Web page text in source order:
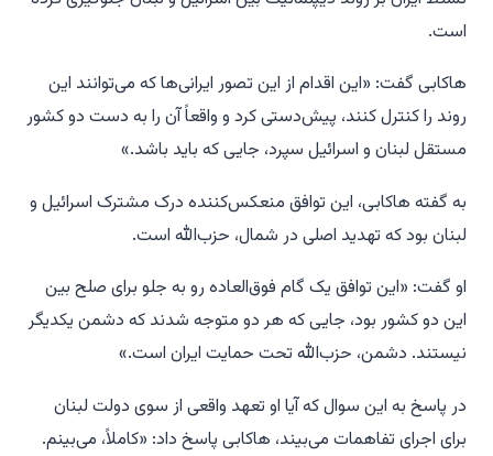
است.
هاکابی گفت: «این اقدام از این تصور ایرانی‌ها که می‌توانند این
روند را کنترل کنند، پیش‌دستی کرد و واقعاً آن را به دست دو کشور
مستقل لبنان و اسرائیل سپرد، جایی که باید باشد.»
به گفته هاکابی، این توافق منعکس‌کننده درک مشترک اسرائیل و
لبنان بود که تهدید اصلی در شمال، حزب‌الله است.
او گفت: «این توافق یک گام فوق‌العاده رو به جلو برای صلح بین
این دو کشور بود، جایی که هر دو متوجه شدند که دشمن یکدیگر
نیستند. دشمن، حزب‌الله تحت حمایت ایران است.»
در پاسخ به این سوال که آیا او تعهد واقعی از سوی دولت لبنان
برای اجرای تفاهمات می‌بیند، هاکابی پاسخ داد: «کاملاً، می‌بینم.